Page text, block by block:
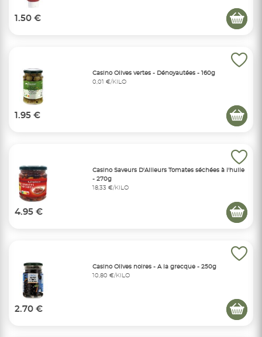
1.50 €
Casino Olives vertes - Dénoyautées - 160g
0,01 €/KILO
1.95 €
Casino Saveurs D'Ailleurs Tomates séchées à l'huile
- 270g
18,33 €/KILO
4.95 €
Casino Olives noires - A la grecque - 250g
10,80 €/KILO
2.70 €